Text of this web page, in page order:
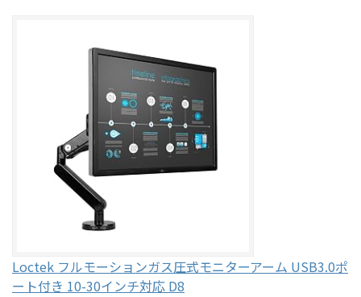
Loctek フルモーションガス圧式モニターアーム USB3.0ポ
ート付き 10-30インチ対応 D8